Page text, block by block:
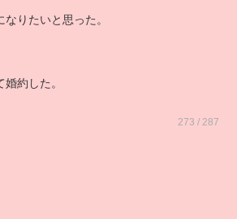
りたいと思った。
約した。
273 / 287